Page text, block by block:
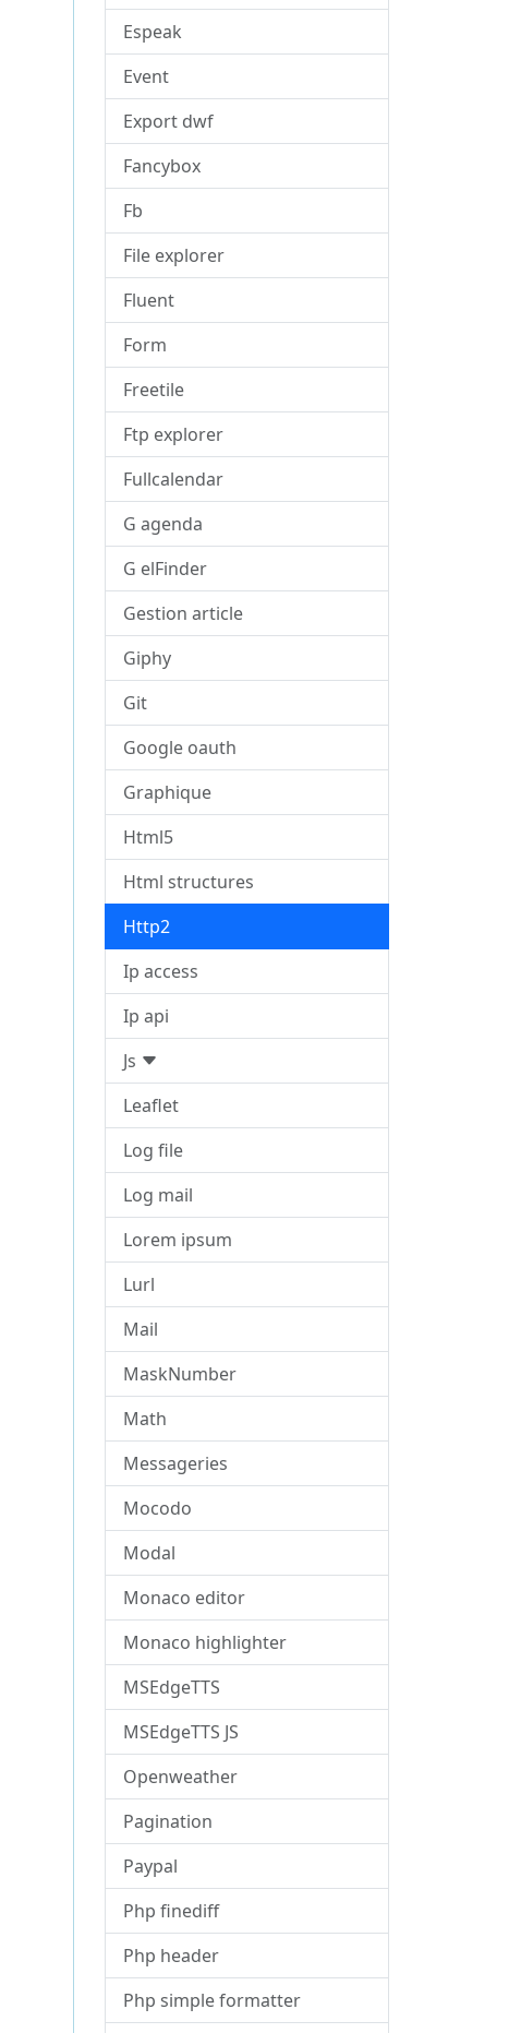
Espeak
Event
Export dwf
Fancybox
Fb
File explorer
Fluent
Form
Freetile
Ftp explorer
Fullcalendar
G agenda
G elFinder
Gestion article
Giphy
Git
Google oauth
Graphique
Html5
Html structures
Http2
Ip access
Ip api
Js
Leaflet
Log file
Log mail
Lorem ipsum
Lurl
Mail
MaskNumber
Math
Messageries
Mocodo
Modal
Monaco editor
Monaco highlighter
MSEdgeTTS
MSEdgeTTS JS
Openweather
Pagination
Paypal
Php finediff
Php header
Php simple formatter